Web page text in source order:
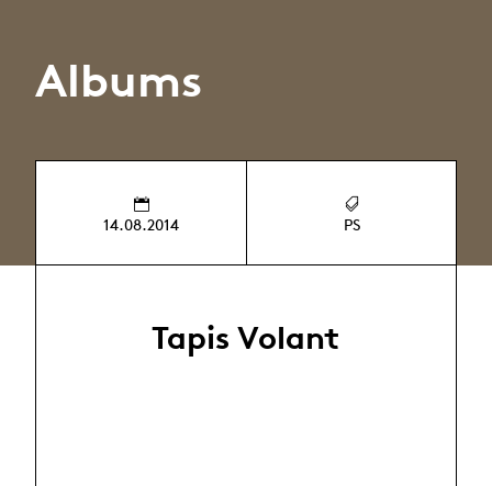
Albums
14.08.2014 PS
Tapis Volant